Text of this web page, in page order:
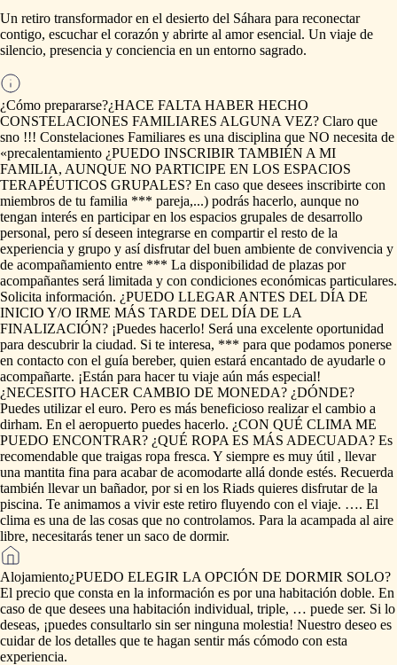
Un retiro transformador en el desierto del Sáhara para reconectar
contigo, escuchar el corazón y abrirte al amor esencial. Un viaje de
silencio, presencia y conciencia en un entorno sagrado.
¿Cómo prepararse?¿HACE FALTA HABER HECHO
CONSTELACIONES FAMILIARES ALGUNA VEZ? Claro que
sno !!! Constelaciones Familiares es una disciplina que NO necesita de
«precalentamiento ¿PUEDO INSCRIBIR TAMBIÉN A MI
FAMILIA, AUNQUE NO PARTICIPE EN LOS ESPACIOS
TERAPÉUTICOS GRUPALES? En caso que desees inscribirte con
miembros de tu familia *** pareja,...) podrás hacerlo, aunque no
tengan interés en participar en los espacios grupales de desarrollo
personal, pero sí deseen integrarse en compartir el resto de la
experiencia y grupo y así disfrutar del buen ambiente de convivencia y
de acompañamiento entre *** La disponibilidad de plazas por
acompañantes será limitada y con condiciones económicas particulares.
Solicita información. ¿PUEDO LLEGAR ANTES DEL DÍA DE
INICIO Y​/​O IRME MÁS TARDE DEL DÍA DE LA
FINALIZACIÓN? ¡Puedes hacerlo! Será una excelente oportunidad
para descubrir la ciudad. Si te interesa, *** para que podamos ponerse
en contacto con el guía bereber, quien estará encantado de ayudarle o
acompañarte. ¡Están para hacer tu viaje aún más especial!
¿NECESITO HACER CAMBIO DE MONEDA? ¿DÓNDE?
Puedes utilizar el euro. Pero es más beneficioso realizar el cambio a
dirham. En el aeropuerto puedes hacerlo. ¿CON QUÉ CLIMA ME
PUEDO ENCONTRAR? ¿QUÉ ROPA ES MÁS ADECUADA? Es
recomendable que traigas ropa fresca. Y siempre es muy útil , llevar
una mantita fina para acabar de acomodarte allá donde estés. Recuerda
también llevar un bañador, por si en los Riads quieres disfrutar de la
piscina. Te animamos a vivir este retiro fluyendo con el viaje. …. El
clima es una de las cosas que no controlamos. Para la acampada al aire
libre, necesitarás tener un saco de dormir.
Alojamiento¿PUEDO ELEGIR LA OPCIÓN DE DORMIR SOLO?
El precio que consta en la información es por una habitación doble. En
caso de que desees una habitación individual, triple, … puede ser. Si lo
deseas, ¡puedes consultarlo sin ser ninguna molestia! Nuestro deseo es
cuidar de los detalles que te hagan sentir más cómodo con esta
experiencia.